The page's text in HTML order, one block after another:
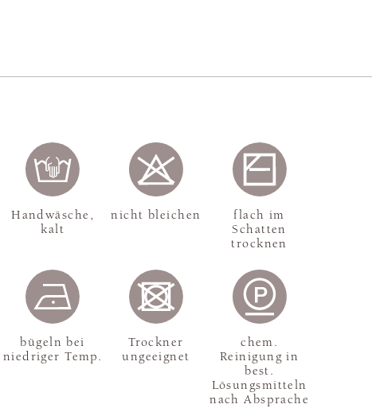
Handwäsche,
kalt
nicht bleichen
flach im
Schatten
trocknen
bügeln bei
niedriger Temp.
Trockner
ungeeignet
chem.
Reinigung in
best.
Lösungsmitteln
nach Absprache